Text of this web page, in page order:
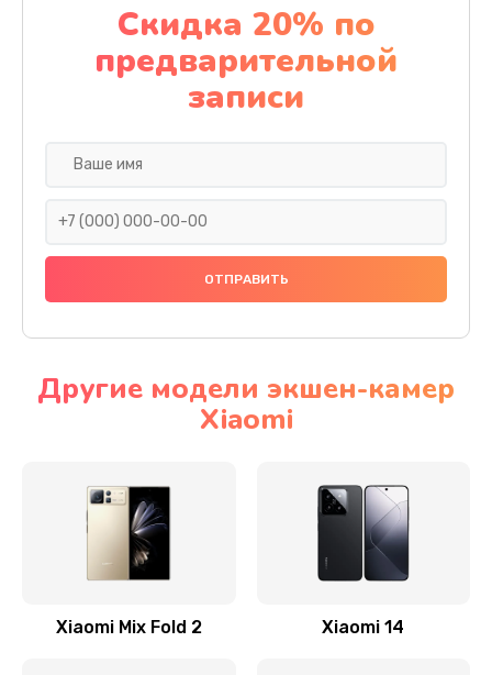
Замена стекла
1100 руб.
Заказать
Замена разъема питания
Замена шлейфа
Ремонт мультиконтроллера
Скидка 20% по
предварительной
записи
Другие модели экшен-камер
Xiaomi
Xiaomi Mix Fold 2 Xiaomi 14